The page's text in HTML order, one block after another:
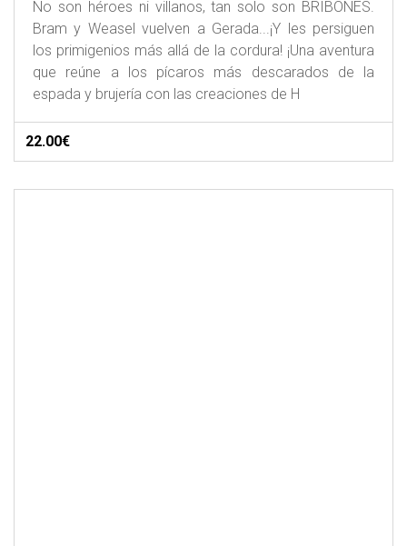
No son héroes ni villanos, tan solo son BRIBONES.
Bram y Weasel vuelven a Gerada...¡Y les persiguen
los primigenios más allá de la cordura! ¡Una aventura
que reúne a los pícaros más descarados de la
espada y brujería con las creaciones de H
22.00€